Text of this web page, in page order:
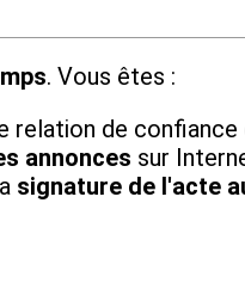
. Vous êtes :
relation de
annonces sur
signature de l'acte